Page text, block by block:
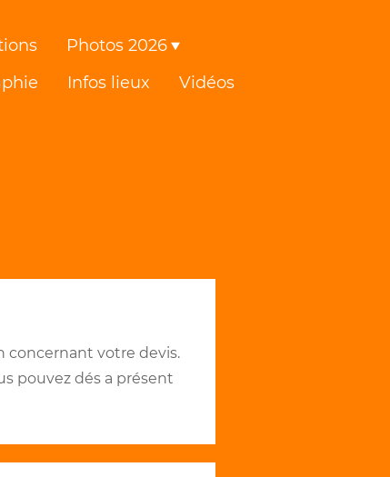
Photos 2026
Infos lieux
Vidéos
concernant votre devis.
pouvez dés a présent